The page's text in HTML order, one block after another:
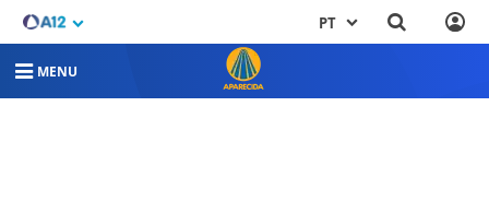
PT
MENU